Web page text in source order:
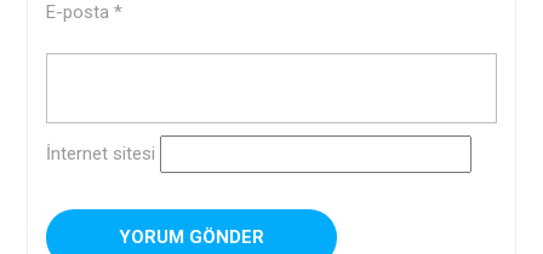
E-posta *
İnternet sitesi